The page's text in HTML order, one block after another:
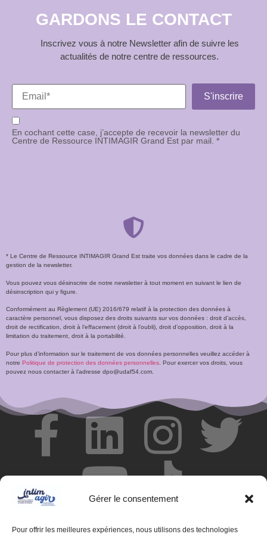
Gérer le consentement
Pour offrir les meilleures expériences, nous utilisons des technologies
GARDONS LE CONTACT
Inscrivez vous à notre Newsletter afin de suivre les
actualités de notre centre de ressources.
En cochant cette case, j’accepte de recevoir la newsletter du
Centre de Ressource INTIMAGIR Grand Est par mail. *
* Le Centre de Ressource INTIMAGIR Grand Est traite vos données dans le cadre de la
gestion de la newsletter.
Vous pouvez vous désinscrire de notre newsletter à tout moment en suivant le lien de
désinscription qui y figure.
Conformément au Règlement (UE) 2016/679 relatif à la protection des données à
caractère personnel, vous disposez des droits suivants sur vos données : droit d’accès,
droit de rectification, droit à l’effacement (droit à l’oubli), droit d’opposition, droit à la
limitation du traitement, droit à la portabilité.
Pour plus d’information sur le traitement de vos données personnelles veuillez accéder à
notre Politique de protection des données personnelles . Pour exercer vos droits, vous
pouvez nous contacter à l’adresse dpo@udaf54.com.